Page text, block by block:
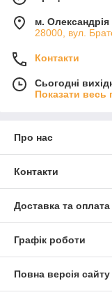
м. Олександрія
28000, вул.
Контакти
Сьогодні
Показати весь
Про нас
Контакти
Доставка та оплата
Графік роботи
Повна версія сайту